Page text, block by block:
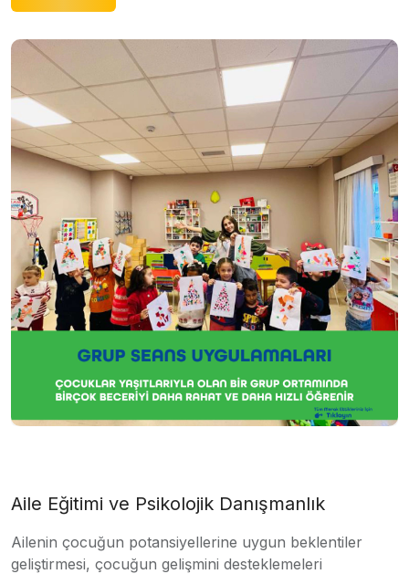
Aile Eğitimi ve Psikolojik Danışmanlık
Ailenin çocuğun potansiyellerine uygun beklentiler
geliştirmesi, çocuğun gelişmini desteklemeleri